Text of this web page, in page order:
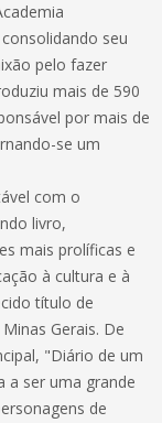
seu
pelo fazer
mais de 590
por mais de
se um
com o
livro,
mais prolíficas e
à cultura e à
título de
Gerais. De
"Diário de um
a ser uma grande
de